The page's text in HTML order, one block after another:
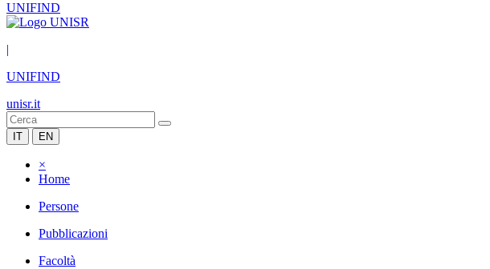
UNIFIND
|
UNIFIND
unisr.it
IT EN
×
Home
Persone
Pubblicazioni
Facoltà